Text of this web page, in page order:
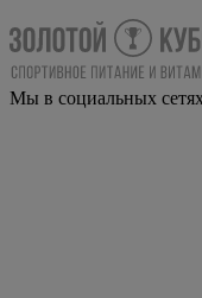
Мы в социальных